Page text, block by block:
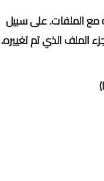
مع الملفات. على سبيل
الملف الذي تم تغييره.